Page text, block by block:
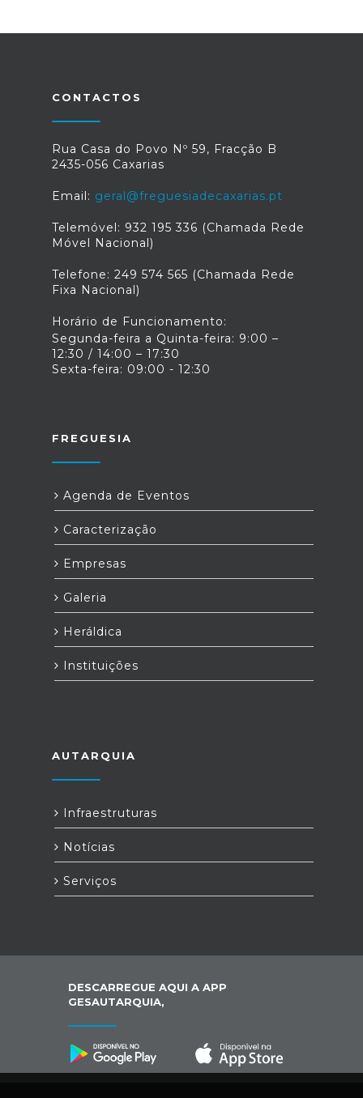
CONTACTOS
Rua Casa do Povo Nº 59, Fracção B
2435-056 Caxarias
Email: geral@freguesiadecaxarias.pt
Telemóvel: 932 195 336 (Chamada Rede
Móvel Nacional)
Telefone: 249 574 565 (Chamada Rede
Fixa Nacional)
Horário de Funcionamento:
Segunda-feira a Quinta-feira: 9:00 –
12:30 / 14:00 – 17:30
Sexta-feira: 09:00 - 12:30
FREGUESIA
Agenda de Eventos
Caracterização
Empresas
Galeria
Heráldica
Instituições
AUTARQUIA
Infraestruturas
Notícias
Serviços
DESCARREGUE AQUI A APP
GESAUTARQUIA,